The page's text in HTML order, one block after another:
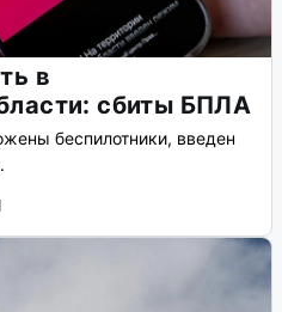
в
сбиты БПЛА
беспилотники, введен